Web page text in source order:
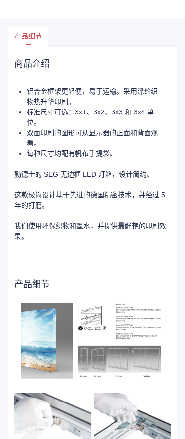
产品细节
商品介绍
铝合金框架更轻便，易于运输。采用涤纶织
物热升华印刷。
标准尺寸可选：3x1、3x2、3x3 和 3x4 单
位。
双面印刷的图形可从显示器的正面和背面观
看。
每种尺寸均配有帆布手提袋。
勤德士的 SEG 无边框 LED 灯箱，设计简约。
这款极简设计基于先进的德国精密技术，并经过 5
年的打磨。
我们使用环保织物和墨水，并提供最鲜艳的印刷效
果。
产品细节